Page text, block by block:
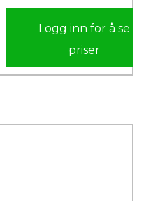
Logg inn for å se
priser